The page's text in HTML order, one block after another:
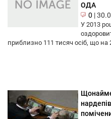
ОДА
0 |
У 2013
приблизно 111 тисяч осіб, що на